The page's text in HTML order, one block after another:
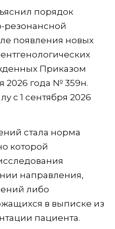
порядок
резонансной
появления новых
Приказом
2026 года № 359н.
с 1 сентября 2026
стала норма
которой
направления,
либо
в выписке из
пациента.